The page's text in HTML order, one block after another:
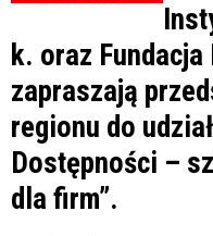
k. oraz
zapraszają
regionu do
Dostępności –
dla firm”.